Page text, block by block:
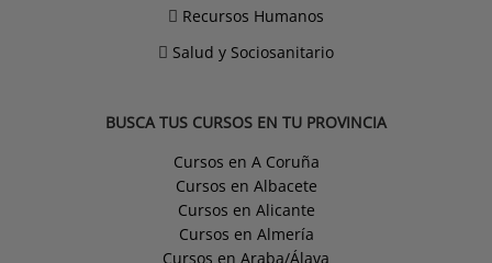
Recursos Humanos
Salud y Sociosanitario
BUSCA TUS CURSOS EN TU PROVINCIA
Cursos en A Coruña
Cursos en Albacete
Cursos en Alicante
Cursos en Almería
Cursos en Araba/Álava